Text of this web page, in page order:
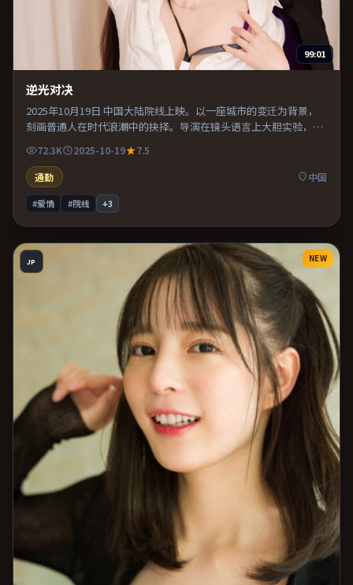
99:01
逆光对决
2025年10月19日 中国大陆院线上映。以一座城市的变迁为背景，
刻画普通人在时代浪潮中的抉择。导演在镜头语言上大胆实验，长
迷。
72.3K 2025-10-19
7.5
通勤
中国
#爱情 #院线 +3
JP NEW